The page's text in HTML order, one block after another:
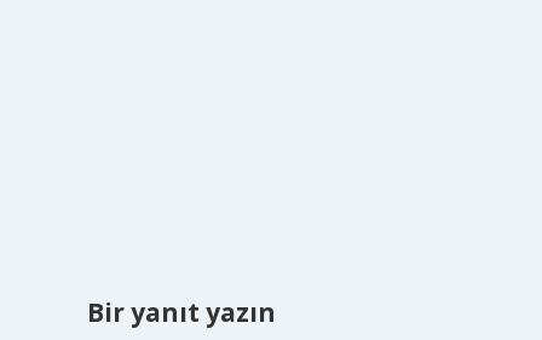
Bir yanıt yazın